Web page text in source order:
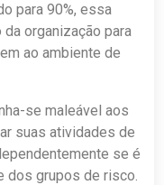
para 90%, essa
organização para
ao ambiente de
se maleável aos
suas atividades de
se é
dos grupos de risco.